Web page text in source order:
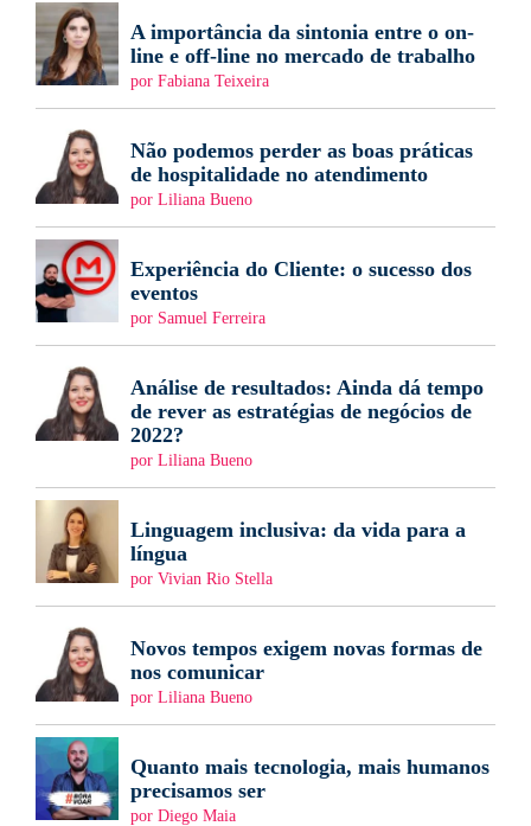
A importância da sintonia entre o on-
line e off-line no mercado de trabalho
por Fabiana Teixeira
Não podemos perder as boas práticas
de hospitalidade no atendimento
por Liliana Bueno
Experiência do Cliente: o sucesso dos
eventos
por Samuel Ferreira
Análise de resultados: Ainda dá tempo
de rever as estratégias de negócios de
2022?
por Liliana Bueno
Linguagem inclusiva: da vida para a
língua
por Vivian Rio Stella
Novos tempos exigem novas formas de
nos comunicar
por Liliana Bueno
Quanto mais tecnologia, mais humanos
precisamos ser
por Diego Maia